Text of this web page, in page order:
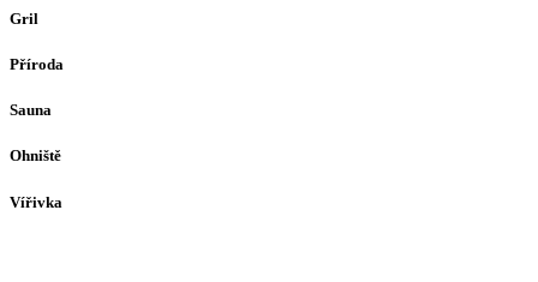
Gril
Příroda
Sauna
Ohniště
Vířivka